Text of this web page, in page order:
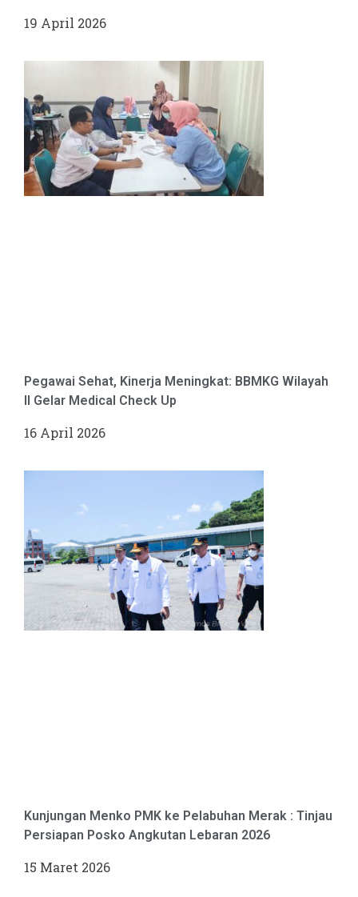
19 April 2026
Pegawai Sehat, Kinerja Meningkat: BBMKG Wilayah
II Gelar Medical Check Up
16 April 2026
Kunjungan Menko PMK ke Pelabuhan Merak : Tinjau
Persiapan Posko Angkutan Lebaran 2026
15 Maret 2026